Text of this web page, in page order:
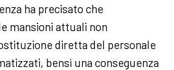
ha precisato che
mansioni attuali non
diretta del personale
bensì una conseguenza